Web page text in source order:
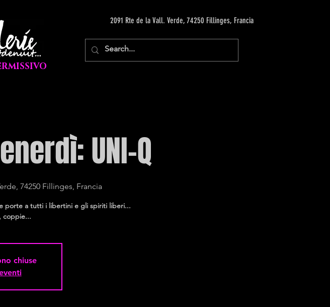
2091 Rte de la Vall. Verde, 74250 Fillinges, Francia
UNI-Q
74250 Fillinges, Francia
porte a tutti i libertini e gli spiriti liberi...
coppie...
chiuse